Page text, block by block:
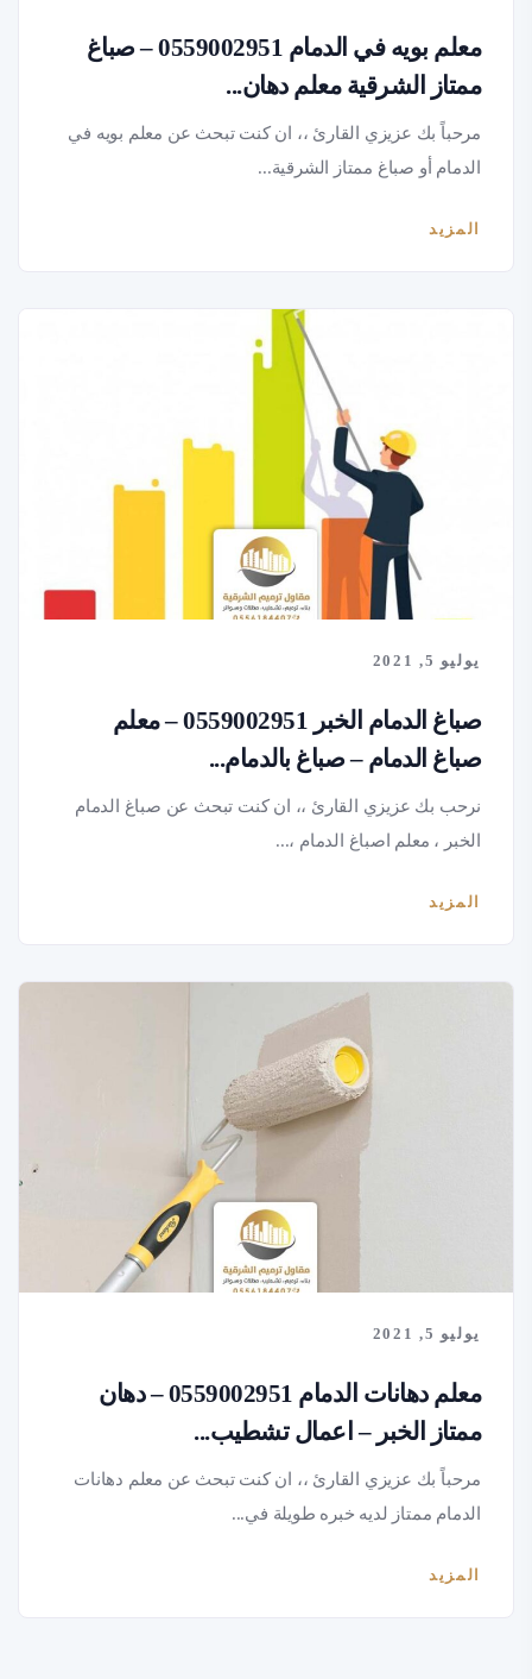
معلم بويه في الدمام 0559002951 – صباغ
ممتاز الشرقية معلم دهان...
مرحباً بك عزيزي القارئ ،، ان كنت تبحث عن معلم بويه في
الدمام أو صباغ ممتاز الشرقية...
المزيد
يوليو 5, 2021
صباغ الدمام الخبر 0559002951 – معلم
صباغ الدمام – صباغ بالدمام...
نرحب بك عزيزي القارئ ،، ان كنت تبحث عن صباغ الدمام
الخبر ، معلم اصباغ الدمام ،...
المزيد
يوليو 5, 2021
معلم دهانات الدمام 0559002951 – دهان
ممتاز الخبر – اعمال تشطيب...
مرحباً بك عزيزي القارئ ،، ان كنت تبحث عن معلم دهانات
الدمام ممتاز لديه خبره طويلة في...
المزيد